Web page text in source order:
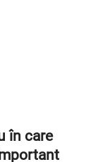
în care